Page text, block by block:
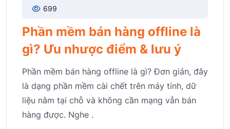
699
Phần mềm bán hàng offline là
gì? Ưu nhược điểm & lưu ý
Phần mềm bán hàng offline là gì? Đơn giản, đây
là dạng phần mềm cài chết trên máy tính, dữ
liệu nằm tại chỗ và không cần mạng vẫn bán
hàng được. Nghe .